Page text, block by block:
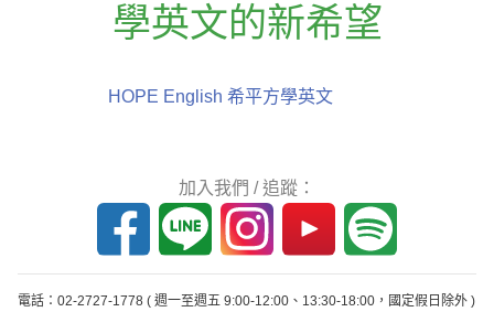
學英文的新希望
HOPE English 希平方學英文
加入我們 / 追蹤：
電話：02-2727-1778 ( 週一至週五 9:00-12:00、13:30-18:00，國定假日除外 )